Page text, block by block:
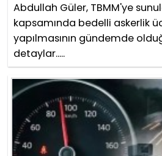
Abdullah Güler, TBMM'ye
kapsamında bedelli askerlik
yapılmasının gündemde
detaylar.....